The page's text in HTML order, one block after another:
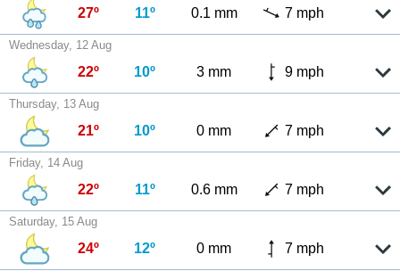
27º 11º 0.1 mm 7 mph
Wednesday, 12 Aug
22º 10º 3 mm 9 mph
Thursday, 13 Aug
21º 10º 0 mm 7 mph
Friday, 14 Aug
22º 11º 0.6 mm 7 mph
Saturday, 15 Aug
24º 12º 0 mm 7 mph